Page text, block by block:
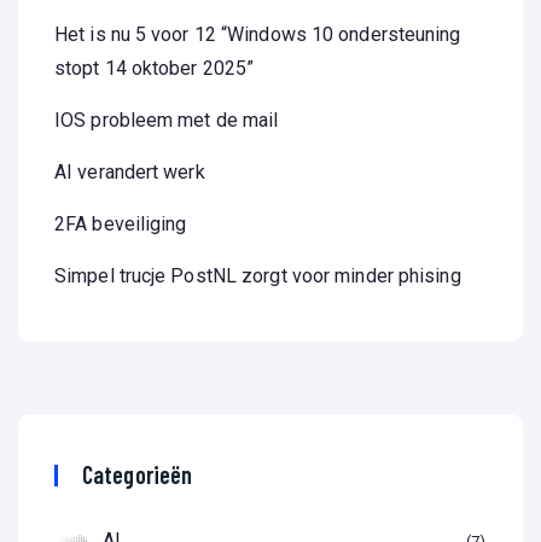
Het is nu 5 voor 12 “Windows 10 ondersteuning
stopt 14 oktober 2025”
IOS probleem met de mail
AI verandert werk
2FA beveiliging
Simpel trucje PostNL zorgt voor minder phising
Categorieën